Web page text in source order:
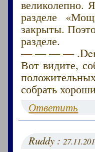
великолепно.
разделе
закрыты.
разделе.
— — — —
Вот видите,
собрать
Ответить
Ruddy :